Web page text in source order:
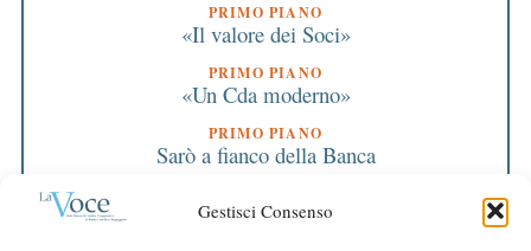
Gestisci Consenso
PRIMO PIANO
«Il valore dei Soci»
PRIMO PIANO
«Un Cda moderno»
PRIMO PIANO
Sarò a fianco della Banca
Scazzosi nuovo presidente